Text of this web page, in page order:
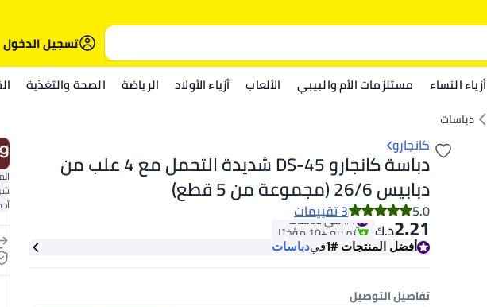
تسجيل الدخول
أزياء النساء مستلزمات الأم والبيبي الألعاب أزياء الأولاد الرياضة الصحة والتغذية
دباسات
كانجارو
دباسة كانجارو DS-45 شديدة التحمل مع 4 علب من
دبابيس 26/6 (مجموعة من 5 قطع)
5.0
3 تقييمات
د.ك‏2.21 #1 في دباسات
تم بيع +10 مؤخرًا
#1 في دباسات
أفضل المنتجات #1 فيدباسات
تفاصيل التوصيل